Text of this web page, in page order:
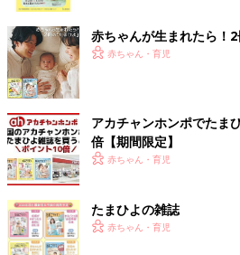
出典：Instagramアカウント「anzu___home」
赤ちゃんが生まれたら！2
赤ちゃん・育児
アカチャンホンポでたま
倍【期間限定】
赤ちゃん・育児
たまひよの雑誌
赤ちゃん・育児